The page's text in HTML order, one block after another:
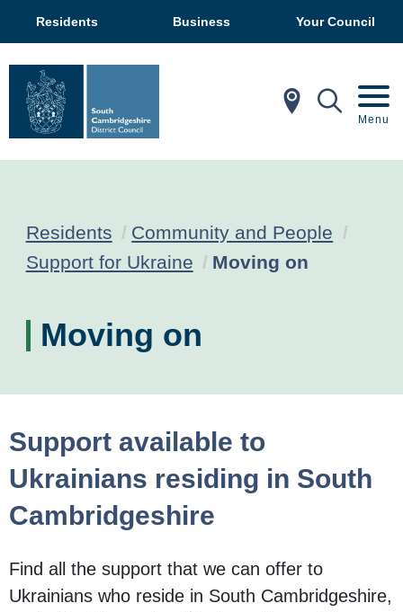
Residents Business Your Council
In My Menu
Residents
Community and People
Support for Ukraine
Current:
Moving on
Moving on
Support available to
Ukrainians residing in South
Cambridgeshire
Find all the support that we can offer to
Ukrainians who reside in South Cambridgeshire,